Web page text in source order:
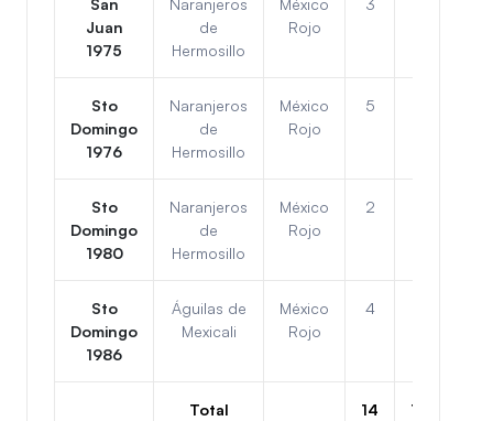
San
Juan
1975
Naranjeros
de
Hermosillo
México
Rojo
3
Sto
Domingo
1976
Naranjeros
de
Hermosillo
México
Rojo
5
Sto
Domingo
1980
Naranjeros
de
Hermosillo
México
Rojo
2
Sto
Domingo
1986
Águilas de
Mexicali
México
Rojo
4
Total 14 10